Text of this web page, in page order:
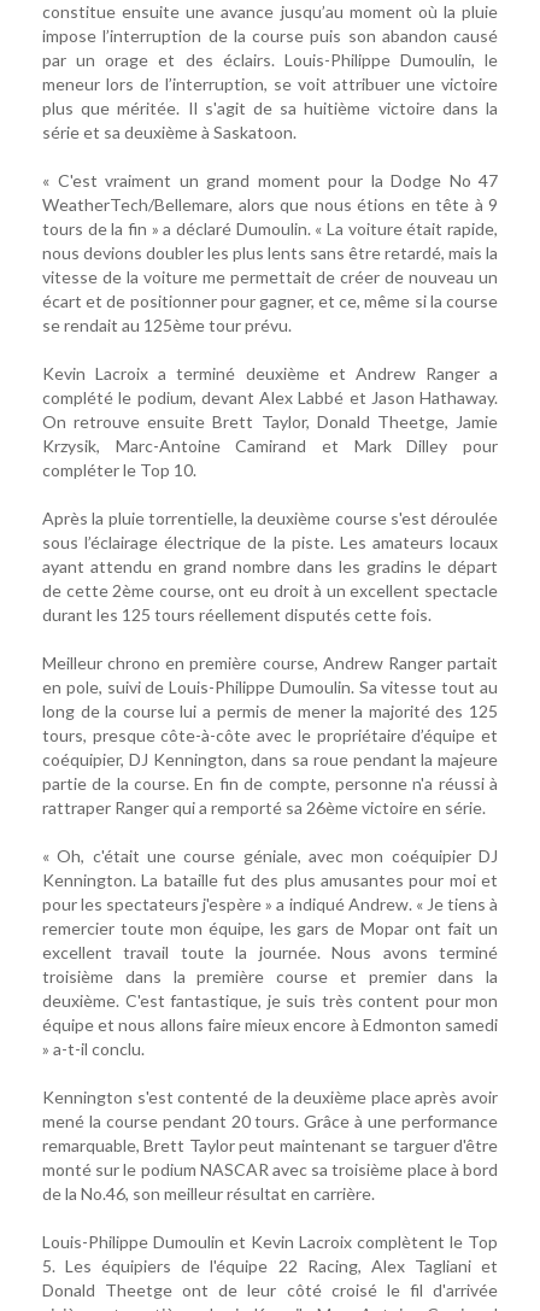
constitue ensuite une avance jusqu’au moment où la pluie
impose l’interruption de la course puis son abandon causé
par un orage et des éclairs. Louis-Philippe Dumoulin, le
meneur lors de l’interruption, se voit attribuer une victoire
plus que méritée. Il s'agit de sa huitième victoire dans la
série et sa deuxième à Saskatoon.
« C'est vraiment un grand moment pour la Dodge No 47
WeatherTech/Bellemare, alors que nous étions en tête à 9
tours de la fin » a déclaré Dumoulin. « La voiture était rapide,
nous devions doubler les plus lents sans être retardé, mais la
vitesse de la voiture me permettait de créer de nouveau un
écart et de positionner pour gagner, et ce, même si la course
se rendait au 125ème tour prévu.
Kevin Lacroix a terminé deuxième et Andrew Ranger a
complété le podium, devant Alex Labbé et Jason Hathaway.
On retrouve ensuite Brett Taylor, Donald Theetge, Jamie
Krzysik, Marc-Antoine Camirand et Mark Dilley pour
compléter le Top 10.
Après la pluie torrentielle, la deuxième course s'est déroulée
sous l’éclairage électrique de la piste. Les amateurs locaux
ayant attendu en grand nombre dans les gradins le départ
de cette 2ème course, ont eu droit à un excellent spectacle
durant les 125 tours réellement disputés cette fois.
Meilleur chrono en première course, Andrew Ranger partait
en pole, suivi de Louis-Philippe Dumoulin. Sa vitesse tout au
long de la course lui a permis de mener la majorité des 125
tours, presque côte-à-côte avec le propriétaire d’équipe et
coéquipier, DJ Kennington, dans sa roue pendant la majeure
partie de la course. En fin de compte, personne n'a réussi à
rattraper Ranger qui a remporté sa 26ème victoire en série.
« Oh, c'était une course géniale, avec mon coéquipier DJ
Kennington. La bataille fut des plus amusantes pour moi et
pour les spectateurs j'espère » a indiqué Andrew. « Je tiens à
remercier toute mon équipe, les gars de Mopar ont fait un
excellent travail toute la journée. Nous avons terminé
troisième dans la première course et premier dans la
deuxième. C'est fantastique, je suis très content pour mon
équipe et nous allons faire mieux encore à Edmonton samedi
» a-t-il conclu.
Kennington s'est contenté de la deuxième place après avoir
mené la course pendant 20 tours. Grâce à une performance
remarquable, Brett Taylor peut maintenant se targuer d'être
monté sur le podium NASCAR avec sa troisième place à bord
de la No.46, son meilleur résultat en carrière.
Louis-Philippe Dumoulin et Kevin Lacroix complètent le Top
5. Les équipiers de l'équipe 22 Racing, Alex Tagliani et
Donald Theetge ont de leur côté croisé le fil d'arrivée